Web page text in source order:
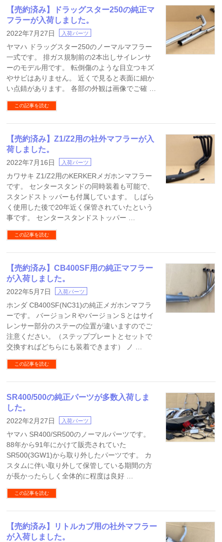
【売約済み】ドラッグスター250の純正マ
フラーが入荷しました。
2022年7月27日 入荷パーツ
ヤマハ ドラッグスター250のノーマルマフラー
一式です。 排ガス規制前の2本出しサイレンサ
ーのモデル用です。 転倒傷のような目立つキズ
やサビはありません。 近くで見ると表面に細か
い点錆があります。 各部の外観は画像でご確 …
この記事を読む
【売約済み】Z1/Z2用の社外マフラーが入
荷しました。
2022年7月16日 入荷パーツ
カワサキ Z1/Z2用のKERKERメガホンマフラー
です。 センタースタンドの同時装着も可能で、
スタンドストッパーも付属しています。 しばら
く使用した後で20年近く保管されていたという
事です。 センタースタンドストッパー …
この記事を読む
【売約済み】CB400SF用の純正マフラー
が入荷しました。
2022年5月7日 入荷パーツ
ホンダ CB400SF(NC31)の純正メガホンマフラ
ーです。 バージョンＲやバージョンＳとはサイ
レンサー部分のステーの位置が違いますのでご
注意ください。（ステッププレートとセットで
交換すればどちらにも装着できます） ノ …
この記事を読む
SR400/500の純正パーツが多数入荷しま
した。
2022年2月27日 入荷パーツ
ヤマハ SR400/SR500のノーマルパーツです。
88年から91年にかけて販売されていた
SR500(3GW1)から取り外したパーツです。 カ
スタムに伴い取り外して保管している期間の方
が長かったらしく全体的に程度は良好 …
この記事を読む
【売約済み】リトルカブ用の社外マフラー
が入荷しました。